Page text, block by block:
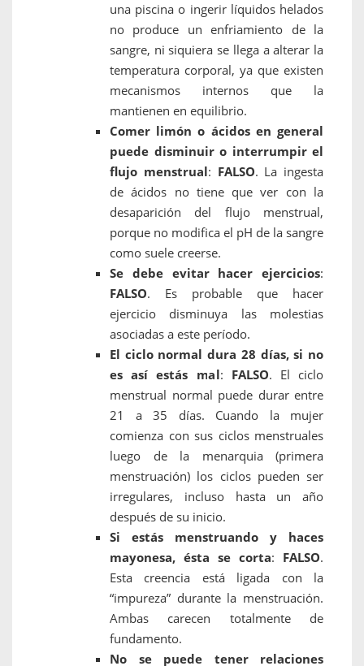
una piscina o ingerir líquidos helados
no produce un enfriamiento de la
sangre, ni siquiera se llega a alterar la
temperatura corporal, ya que existen
mecanismos internos que la
mantienen en equilibrio.
Comer limón o ácidos en general
puede disminuir o interrumpir el
flujo menstrual: FALSO. La ingesta
de ácidos no tiene que ver con la
desaparición del flujo menstrual,
porque no modifica el pH de la sangre
como suele creerse.
Se debe evitar hacer ejercicios:
FALSO. Es probable que hacer
ejercicio disminuya las molestias
asociadas a este período.
El ciclo normal dura 28 días, si no
es así estás mal: FALSO. El ciclo
menstrual normal puede durar entre
21 a 35 días. Cuando la mujer
comienza con sus ciclos menstruales
luego de la menarquia (primera
menstruación) los ciclos pueden ser
irregulares, incluso hasta un año
después de su inicio.
Si estás menstruando y haces
mayonesa, ésta se corta: FALSO.
Esta creencia está ligada con la
“impureza” durante la menstruación.
Ambas carecen totalmente de
fundamento.
No se puede tener relaciones